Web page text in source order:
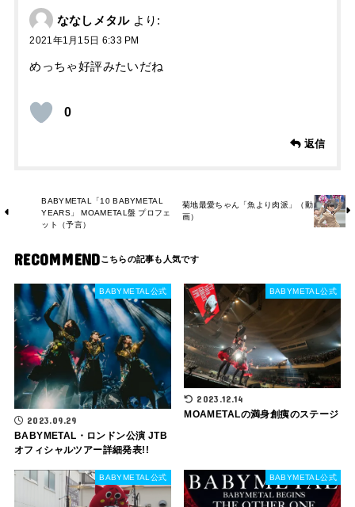
ななしメタル より:
2021年1月15日 6:33 PM
めっちゃ好評みたいだね
0
返信
BABYMETAL「10 BABYMETAL
YEARS」 MOAMETAL盤 プロフェ
ット（予言）
菊地最愛ちゃん「魚より肉派」（動
画）
RECOMMEND
BABYMETAL公式
2023.09.29
BABYMETAL・ロンドン公演 JTB
オフィシャルツアー詳細発表!!
BABYMETAL公式
2023.12.14
MOAMETALの満身創痍のステージ
BABYMETAL公式 BABYMETAL公式